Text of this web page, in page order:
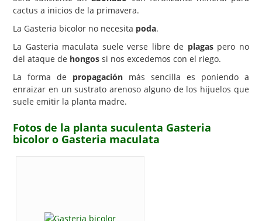
cactus a inicios de la primavera.
La Gasteria bicolor no necesita poda.
La Gasteria maculata suele verse libre de plagaspero no
del ataque de hongos si nos excedemos con el riego.
La forma de propagación más sencilla es poniendo a
enraizar en un sustrato arenoso alguno de los hijuelos que
suele emitir la planta madre.
Fotos de la planta suculenta Gasteria
bicolor o Gasteria maculata